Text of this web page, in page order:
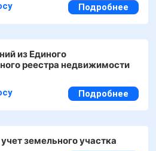
Подробнее
из Единого
реестра недвижимости
Подробнее
земельного участка